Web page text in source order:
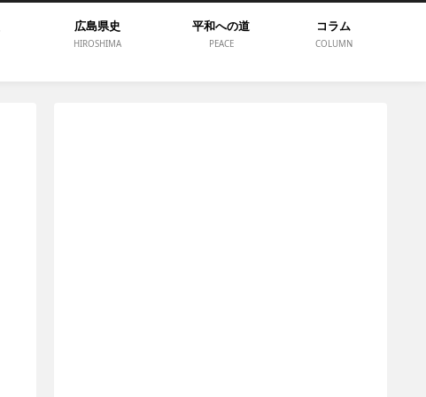
広島県史
HIROSHIMA
平和への道
PEACE
コラム
COLUMN